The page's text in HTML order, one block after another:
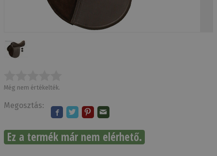
Még nem értékelték.
Megosztás:
Ez a termék már nem elérhető.